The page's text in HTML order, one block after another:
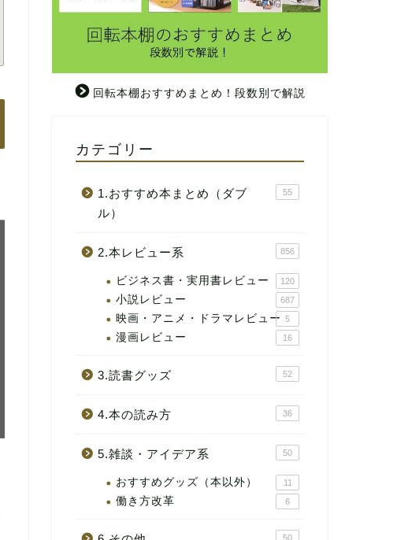
回転本棚おすすめまとめ！段数別で解説
カテゴリー
1.おすすめ本まとめ（ダブ
ル）
55
2.本レビュー系 856
ビジネス書・実用書レビュー 120
小説レビュー 687
映画・アニメ・ドラマレビュー 5
漫画レビュー 16
3.読書グッズ 52
4.本の読み方 36
5.雑談・アイデア系 50
おすすめグッズ（本以外） 11
働き方改革 6
50